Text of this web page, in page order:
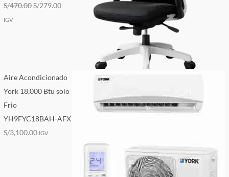
S/470.00S/279.00
IGV
Aire Acondicionado
York 18,000 Btu solo
Frio
YH9FYC18BAH-AFX
S/3,100.00 IGV